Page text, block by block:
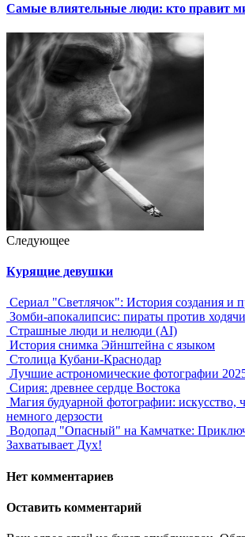
Самые влиятельные люди: кто правит
Следующее
Курящие девушки
Сериал "Светлячок": История создания и
Зомби-апокалипсис: пираты против
Страшные люди и нелюди (AI)
История снимка Эйнштейна с языком
Столица Кубани-Краснодар
Лучшие астрономические фотографии
Сирия: древнее сердце Востока
Магия будуарной фотографии: искусство,
немного дерзости
Водопад "Опасный" на Камчатке:
Захватывает Дух!
Нет комментариев
Оставить комментарий